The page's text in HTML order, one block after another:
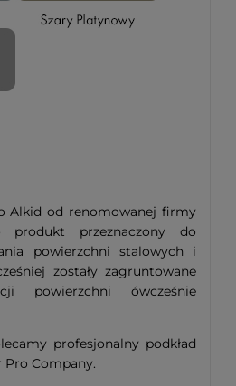
Alkid od renomowanej firmy
produkt przeznaczony do
powierzchni stalowych i
zostały zagruntowane
powierzchni ówcześnie
profesjonalny podkład
Company.